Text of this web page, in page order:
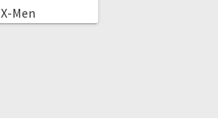
X-Men